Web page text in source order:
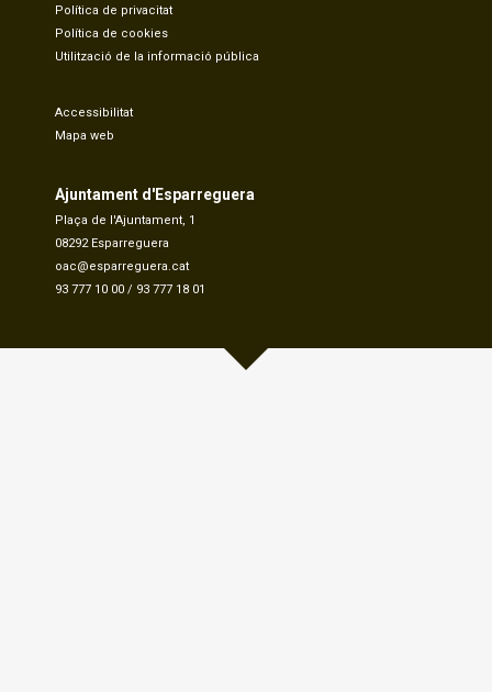
Política de privacitat
Política de cookies
Utilització de la informació pública
Accessibilitat
Mapa web
Ajuntament d'Esparreguera
Plaça de l'Ajuntament, 1
08292 Esparreguera
oac@esparreguera.cat
93 777 10 00 / 93 777 18 01